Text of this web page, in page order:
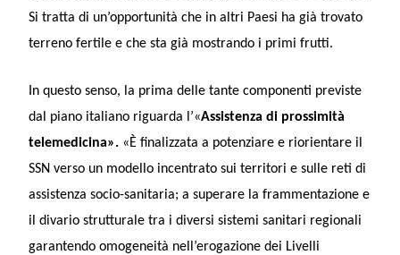
Si tratta di un’opportunità che in altri Paesi ha già trovato
terreno fertile e che sta già mostrando i primi frutti.
In questo senso, la prima delle tante componenti previste
dal piano italiano riguarda l’«Assistenza di prossimità
telemedicina». «È finalizzata a potenziare e riorientare il
SSN verso un modello incentrato sui territori e sulle reti di
assistenza socio-sanitaria; a superare la frammentazione e
il divario strutturale tra i diversi sistemi sanitari regionali
garantendo omogeneità nell’erogazione dei Livelli